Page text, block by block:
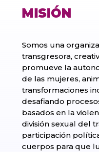
MISIÓN
Somos una
transgresora,
promueve la
de las mujeres,
transformaciones
desafiando
basados en la
división sexual del
participación
cuerpos para que